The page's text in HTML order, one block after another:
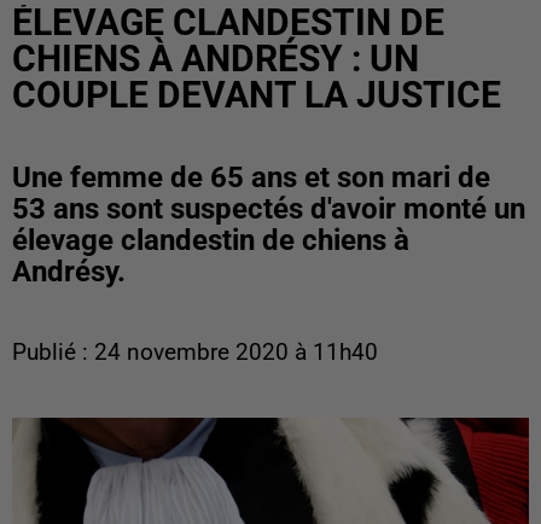
ÉLEVAGE CLANDESTIN DE
CHIENS À ANDRÉSY : UN
COUPLE DEVANT LA JUSTICE
Une femme de 65 ans et son mari de
53 ans sont suspectés d'avoir monté un
élevage clandestin de chiens à
Andrésy.
Publié : 24 novembre 2020 à 11h40